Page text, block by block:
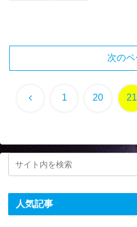
次のペ
前 1 20 21
人気記事